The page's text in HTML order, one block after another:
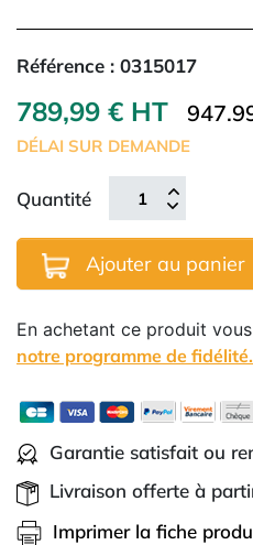
Référence : 0315017
789,99 € HT
DÉLAI SUR DEMANDE
Quantité
Ajouter au panier
En achetant ce produit
notre programme de fidélité.
Garantie satisfait ou
Livraison offerte à
Imprimer la fiche